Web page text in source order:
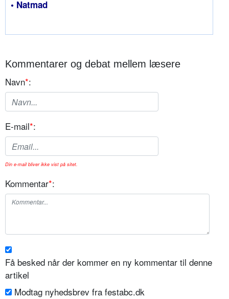
• Natmad
Kommentarer og debat mellem læsere
Navn*:
E-mail*:
Din e-mail bliver ikke vist på sitet.
Kommentar*:
Få besked når der kommer en ny kommentar til denne
artikel
Modtag nyhedsbrev fra festabc.dk